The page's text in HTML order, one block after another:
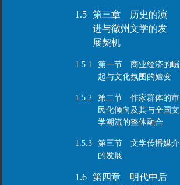
1.5
第三章 历史的演
进与徽州文学的发
展契机
1.5.1
第一节 商业经济的崛
起与文化氛围的嬗变
1.5.2
第二节 作家群体的市
民化倾向及其与全国文
学潮流的整体融合
1.5.3
第三节 文学传播媒介
的发展
1.6
第四章 明代中后